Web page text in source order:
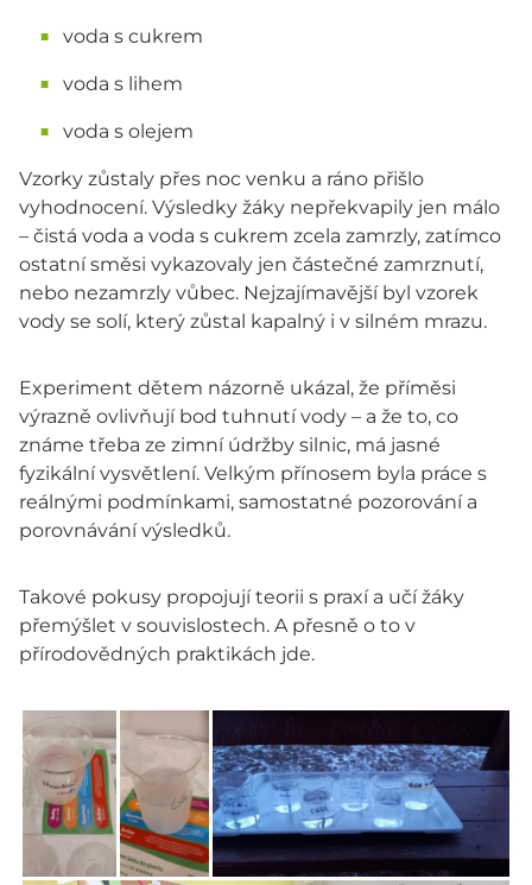
voda s cukrem
voda s lihem
voda s olejem
Vzorky zůstaly přes noc venku a ráno přišlo
vyhodnocení. Výsledky žáky nepřekvapily jen málo
– čistá voda a voda s cukrem zcela zamrzly, zatímco
ostatní směsi vykazovaly jen částečné zamrznutí,
nebo nezamrzly vůbec. Nejzajímavější byl vzorek
vody se solí, který zůstal kapalný i v silném mrazu.
Experiment dětem názorně ukázal, že příměsi
výrazně ovlivňují bod tuhnutí vody – a že to, co
známe třeba ze zimní údržby silnic, má jasné
fyzikální vysvětlení. Velkým přínosem byla práce s
reálnými podmínkami, samostatné pozorování a
porovnávání výsledků.
Takové pokusy propojují teorii s praxí a učí žáky
přemýšlet v souvislostech. A přesně o to v
přírodovědných praktikách jde.